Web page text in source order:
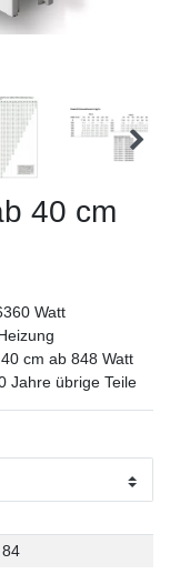
40 cm
Watt
cm ab 848 Watt
Jahre übrige Teile
84